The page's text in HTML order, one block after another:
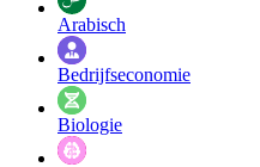
Arabisch
Bedrijfseconomie
Biologie